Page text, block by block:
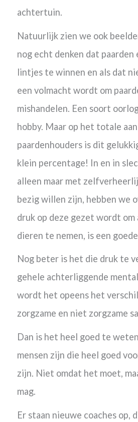
achtertuin.
Natuurlijk zien we ook
nog echt denken dat
lintjes te winnen en als dat
een volmacht wordt om
mishandelen. Een soort
hobby. Maar op het totale
paardenhouders is dit
klein percentage! In en in
alleen maar met
bezig willen zijn, hebben we
druk op deze gezet wordt om
dieren te nemen, is een
Nog beter is het die druk te
gehele achterliggende
wordt het opeens het
zorgzame en niet zorgzame
Dan is het heel goed te
mensen zijn die heel goed
zijn. Niet omdat het moet,
mag.
Er staan nieuwe coaches op,